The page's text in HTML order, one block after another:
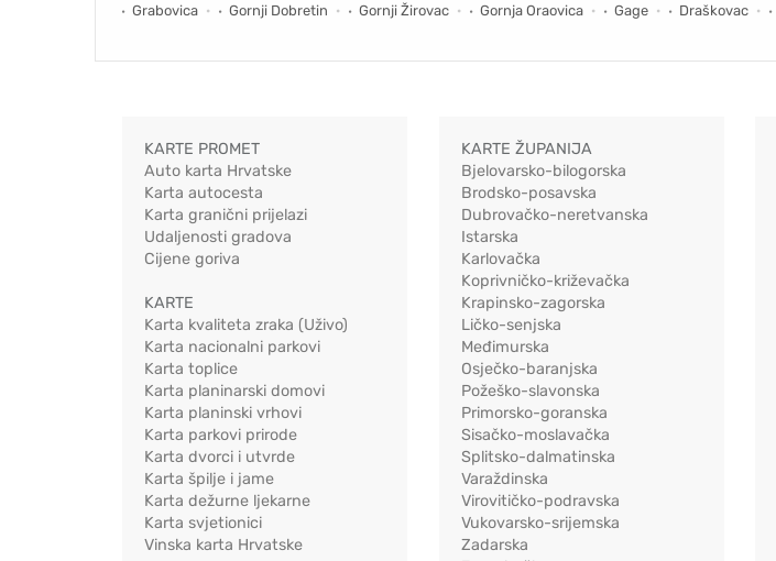
Grabovica
Gornji Dobretin Gornji Žirovac Gornja Oraovica Gage Draškovac
KARTE PROMET
Auto karta Hrvatske
Karta autocesta
Karta granični prijelazi
Udaljenosti gradova
Cijene goriva
KARTE
Karta kvaliteta zraka (Uživo)
Karta nacionalni parkovi
Karta toplice
Karta planinarski domovi
Karta planinski vrhovi
Karta parkovi prirode
Karta dvorci i utvrde
Karta špilje i jame
Karta dežurne ljekarne
Karta svjetionici
Vinska karta Hrvatske
KARTE ŽUPANIJA
Bjelovarsko-bilogorska
Brodsko-posavska
Dubrovačko-neretvanska
Istarska
Karlovačka
Koprivničko-križevačka
Krapinsko-zagorska
Ličko-senjska
Međimurska
Osječko-baranjska
Požeško-slavonska
Primorsko-goranska
Sisačko-moslavačka
Splitsko-dalmatinska
Varaždinska
Virovitičko-podravska
Vukovarsko-srijemska
Zadarska